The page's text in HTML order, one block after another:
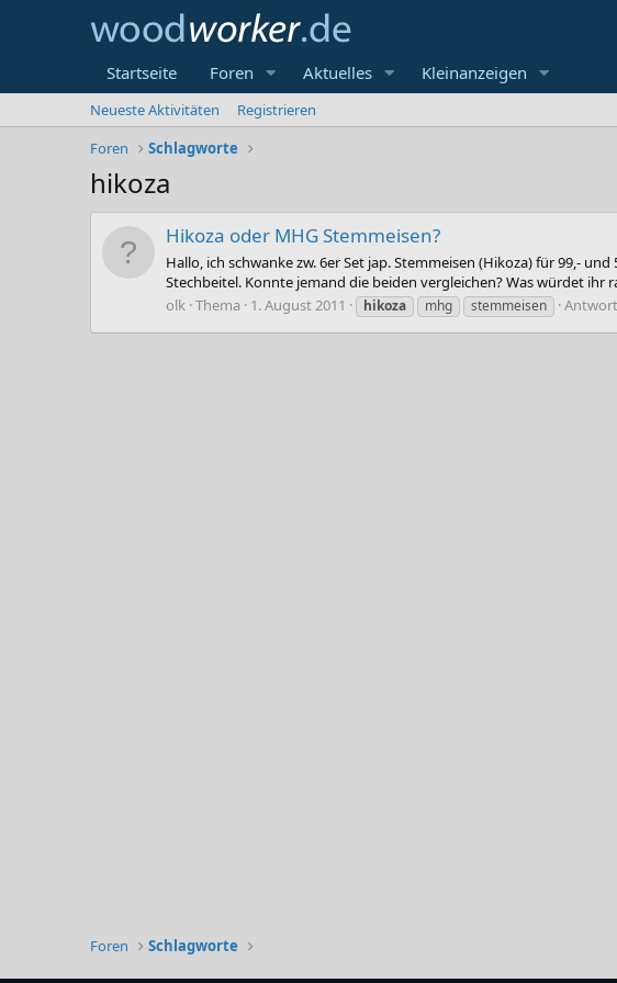
Startseite Foren Aktuelles Kleinanzeigen
Neueste Aktivitäten
Registrieren
Foren
Schlagworte
hikoza
Hikoza oder MHG Stemmeisen?
Hallo, ich schwanke zw. 6er Set jap. Stemmeisen (Hikoza) für 99,-
Stechbeitel. Konnte jemand die beiden vergleichen? Was würdet ihr
olk Thema 1. August 2011 hikoza mhg stemmeisen
Foren Schlagworte